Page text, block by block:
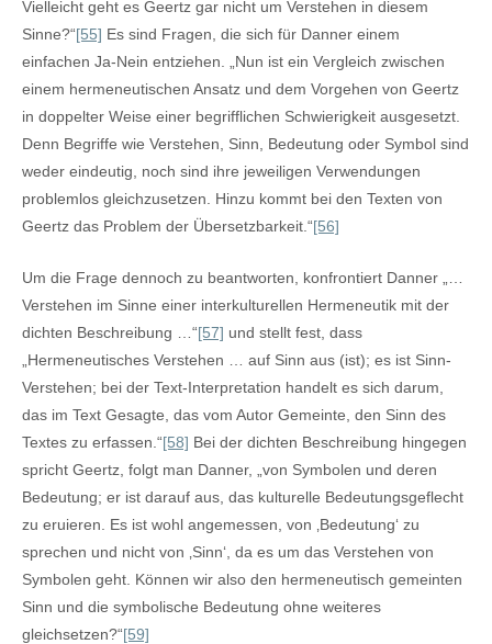
Vielleicht geht es Geertz gar nicht um Verstehen in diesem
Sinne?“[55] Es sind Fragen, die sich für Danner einem
einfachen Ja-Nein entziehen. „Nun ist ein Vergleich zwischen
einem hermeneutischen Ansatz und dem Vorgehen von Geertz
in doppelter Weise einer begrifflichen Schwierigkeit ausgesetzt.
Denn Begriffe wie Verstehen, Sinn, Bedeutung oder Symbol sind
weder eindeutig, noch sind ihre jeweiligen Verwendungen
problemlos gleichzusetzen. Hinzu kommt bei den Texten von
Geertz das Problem der Übersetzbarkeit.“[56]
Um die Frage dennoch zu beantworten, konfrontiert Danner „…
Verstehen im Sinne einer interkulturellen Hermeneutik mit der
dichten Beschreibung …“[57] und stellt fest, dass
„Hermeneutisches Verstehen … auf Sinn aus (ist); es ist Sinn-
Verstehen; bei der Text-Interpretation handelt es sich darum,
das im Text Gesagte, das vom Autor Gemeinte, den Sinn des
Textes zu erfassen.“[58] Bei der dichten Beschreibung hingegen
spricht Geertz, folgt man Danner, „von Symbolen und deren
Bedeutung; er ist darauf aus, das kulturelle Bedeutungsgeflecht
zu eruieren. Es ist wohl angemessen, von ‚Bedeutung‘ zu
sprechen und nicht von ‚Sinn‘, da es um das Verstehen von
Symbolen geht. Können wir also den hermeneutisch gemeinten
Sinn und die symbolische Bedeutung ohne weiteres
gleichsetzen?“[59]